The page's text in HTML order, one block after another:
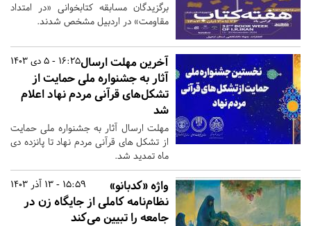
برگزیدگان مسابقه کتابخوانی «در امتداد
مقاومت» در اردبیل مشخص شدند.
16:25 - 5 دی 1403آخرین مهلت ارسال
آثار به جشنواره ملی حمایت از
تشکل‌های قرآنی مردم نهاد اعلام
شد
مهلت ارسال آثار به جشنواره ملی حمایت
از تشکل های قرآنی مردم نهاد تا پانزده دی
ماه تمدید شد.
15:59 - 13 آذر 1403
واژه «کدبانو»
نظام‌نامه کاملی از جایگاه زن در
جامعه را تبیین می‌کند